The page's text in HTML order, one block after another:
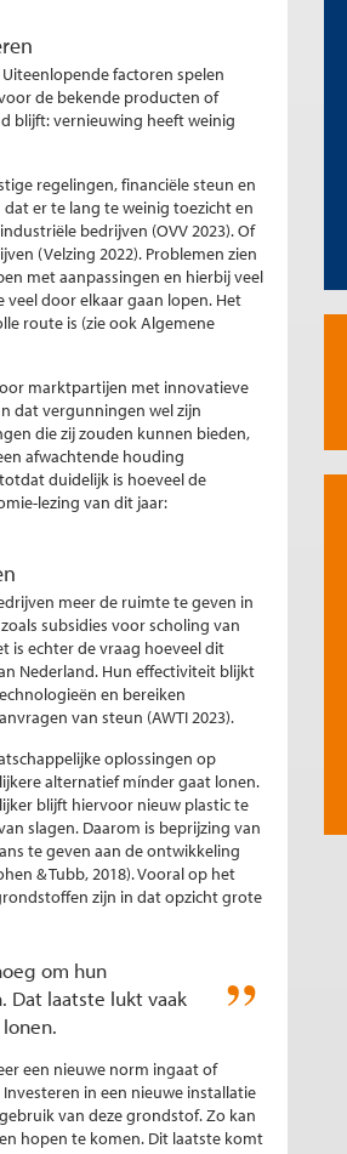
factoren spelen
de bekende producten of
blijft: vernieuwing heeft weinig
regelingen, financiële steun en
er te lang te weinig toezicht en
bedrijven (OVV 2023). Of
(Velzing 2022). Problemen zien
met aanpassingen en hierbij veel
door elkaar gaan lopen. Het
route is (zie ook Algemene
marktpartijen met innovatieve
dat vergunningen wel zijn
die zij zouden kunnen bieden,
afwachtende houding
duidelijk is hoeveel de
lezing van dit jaar:
meer de ruimte te geven in
subsidies voor scholing van
is echter de vraag hoeveel dit
Nederland. Hun effectiviteit blijkt
en bereiken
van steun (AWTI 2023).
oplossingen op
alternatief mínder gaat lonen.
blijft hiervoor nieuw plastic te
slagen. Daarom is beprijzing van
te geven aan de ontwikkeling
& Tubb, 2018). Vooral op het
zijn in dat opzicht grote
om hun
Dat laatste lukt vaak
een nieuwe norm ingaat of
in een nieuwe installatie
van deze grondstof. Zo kan
hopen te komen. Dit laatste komt